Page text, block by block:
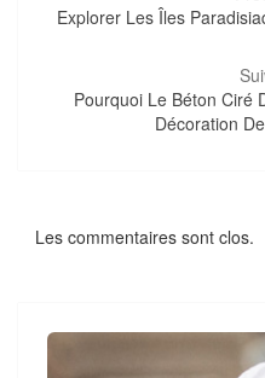
Explorer Les Îles
Pourquoi Le Béton Ciré
Décoration
Les commentaires sont clos.